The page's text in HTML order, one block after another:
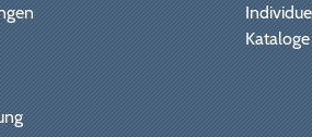
Kataloge